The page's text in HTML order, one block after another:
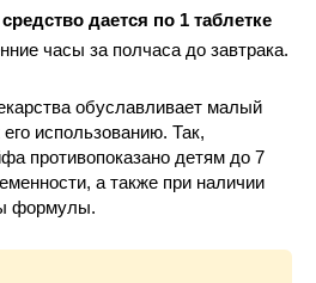
дается по 1 таблетке
часы за полчаса до завтрака.
обуславливает малый
использованию. Так,
противопоказано детям до 7
а также при наличии
формулы.